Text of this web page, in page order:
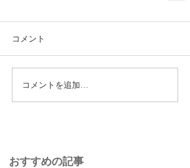
コメント
コメントを追加…
おすすめの記事